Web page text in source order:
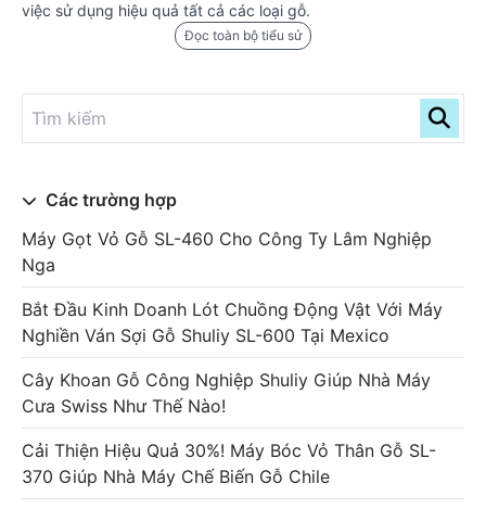
việc sử dụng hiệu quả tất cả các loại gỗ.
Đọc toàn bộ tiểu sử
Các trường hợp
Máy Gọt Vỏ Gỗ SL-460 Cho Công Ty Lâm Nghiệp
Nga
Bắt Đầu Kinh Doanh Lót Chuồng Động Vật Với Máy
Nghiền Ván Sợi Gỗ Shuliy SL-600 Tại Mexico
Cây Khoan Gỗ Công Nghiệp Shuliy Giúp Nhà Máy
Cưa Swiss Như Thế Nào!
Cải Thiện Hiệu Quả 30%! Máy Bóc Vỏ Thân Gỗ SL-
370 Giúp Nhà Máy Chế Biến Gỗ Chile